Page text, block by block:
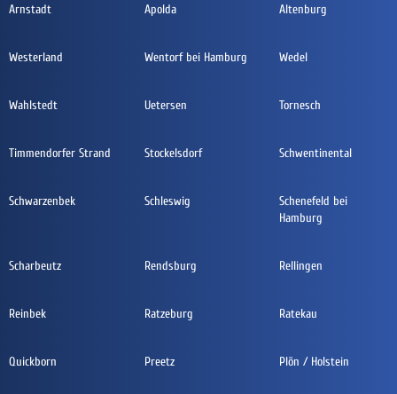
Arnstadt Apolda Altenburg
Westerland Wentorf bei Hamburg Wedel
Wahlstedt Uetersen Tornesch
Timmendorfer Strand Stockelsdorf Schwentinental
Schwarzenbek Schleswig
Schenefeld bei
Hamburg
Scharbeutz Rendsburg Rellingen
Reinbek Ratzeburg Ratekau
Quickborn Preetz Plön / Holstein